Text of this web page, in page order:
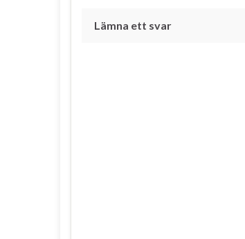
Lämna ett svar